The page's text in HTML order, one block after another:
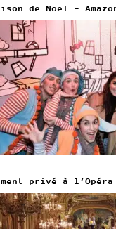
de Noël –
privé à